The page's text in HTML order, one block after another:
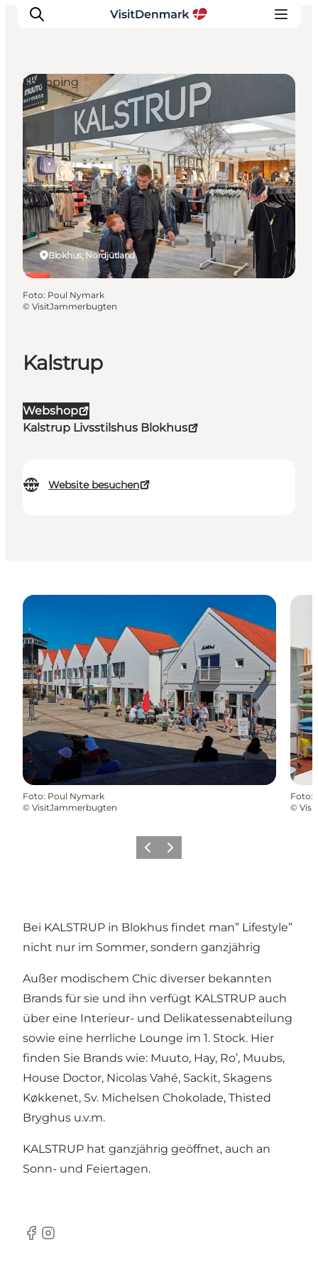
Inspiration
Regionen
Erlebnisse
Unterkünfte
Reiseplanung
Kalstrup
Webshop
Kalstrup Livsstilshus Blokhus
Website besuchen
Blokhus, Nordjütland
Shopping
Foto: Poul Nymark
© VisitJammerbugten
Foto: Poul Nymark
© VisitJammerbugten
Foto:
©
ZurückWeiter
Bei KALSTRUP in Blokhus findet man” Lifestyle”
nicht nur im Sommer, sondern ganzjährig
Außer modischem Chic diverser bekannten
Brands für sie und ihn verfügt KALSTRUP auch
über eine Interieur- und Delikatessenabteilung
sowie eine herrliche Lounge im 1. Stock. Hier
finden Sie Brands wie: Muuto, Hay, Ro’, Muubs,
House Doctor, Nicolas Vahé, Sackit, Skagens
Køkkenet, Sv. Michelsen Chokolade, Thisted
Bryghus u.v.m.
KALSTRUP hat ganzjährig geöffnet, auch an
Sonn- und Feiertagen.
Facebook
Instagram